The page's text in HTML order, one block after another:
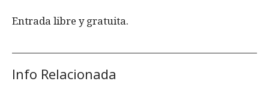
Entrada libre y gratuita.
Info Relacionada